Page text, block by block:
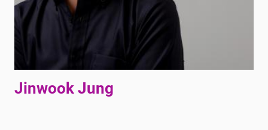
Jinwook Jung